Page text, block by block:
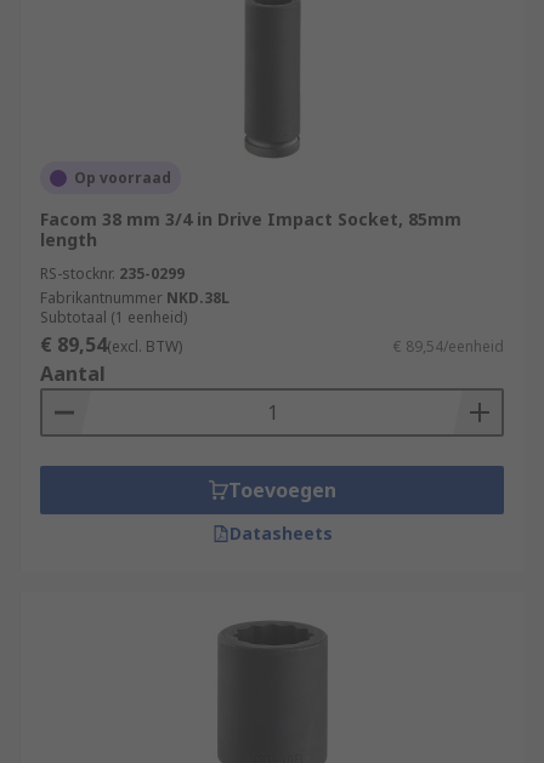
Op voorraad
Facom 38 mm 3/4 in Drive Impact Socket, 85mm
length
RS-stocknr. 235-0299
Fabrikantnummer NKD.38L
Subtotaal (1 eenheid)
€ 89,54(excl. BTW) € 89,54/eenheid
Aantal
Toevoegen
Datasheets